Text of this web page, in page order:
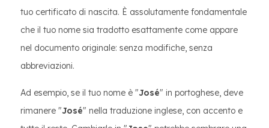
tuo certificato di nascita. È assolutamente fondamentale
che il tuo nome sia tradotto esattamente come appare
nel documento originale: senza modifiche, senza
abbreviazioni.
Ad esempio, se il tuo nome è "José" in portoghese, deve
rimanere "José" nella traduzione inglese, con accento e